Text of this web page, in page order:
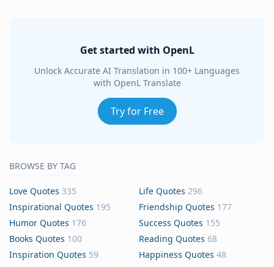
Get started with OpenL
Unlock Accurate AI Translation in 100+ Languages
with OpenL Translate
Try for Free
BROWSE BY TAG
Love Quotes 335 Life Quotes 296
Inspirational Quotes 195 Friendship Quotes 177
Humor Quotes 176 Success Quotes 155
Books Quotes 100 Reading Quotes 68
Inspiration Quotes 59 Happiness Quotes 48